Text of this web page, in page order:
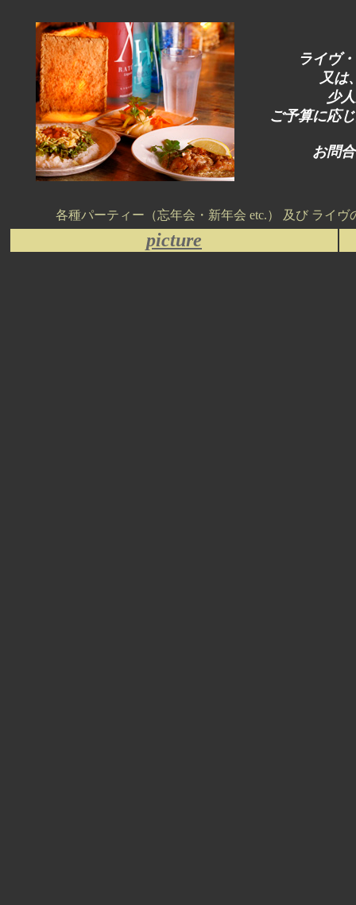
ライヴ
又は
少
ご予算に応
お問
各種パーティー（忘年会・新年会 etc.） 及び ライ
picture